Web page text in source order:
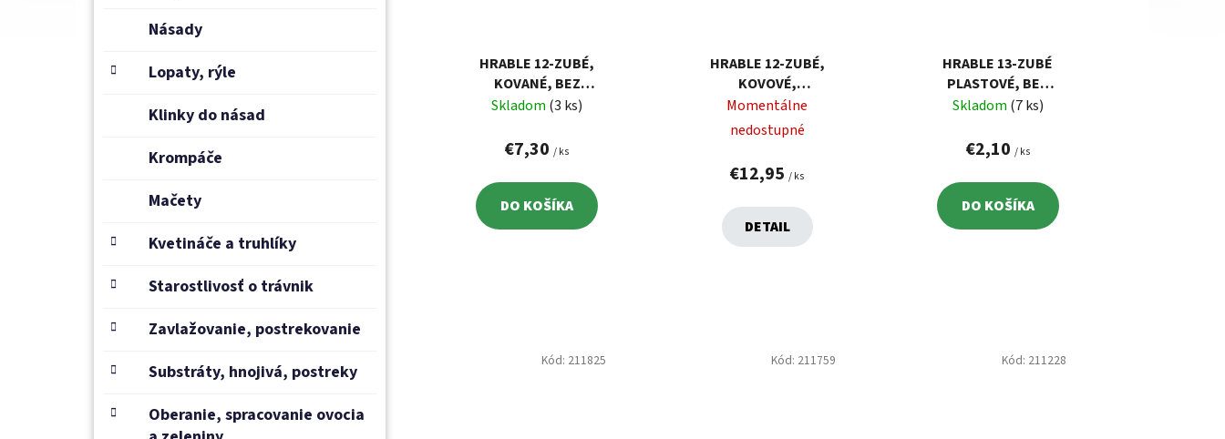
Násady
Lopaty, rýle
Klinky do násad
Krompáče
Mačety
Kvetináče a truhlíky
Starostlivosť o trávnik
Zavlažovanie, postrekovanie
Substráty, hnojivá, postreky
Oberanie, spracovanie ovocia
HRABLE 12-ZUBÉ,
KOVANÉ, BEZ
NÁSADY
Skladom (3 ks)
€7,30/ ks
DO KOŠÍKA
HRABLE 12-ZUBÉ,
KOVOVÉ,
SKLOLAMINÁTOVÁ
NÁSADA
Momentálne
nedostupné
€12,95/ ks
DETAIL
HRABLE 13-ZUBÉ
PLASTOVÉ, BEZ
NÁSADY
Skladom (7 ks)
€2,10 / ks
DO KOŠÍKA
Kód: 211825 Kód: 211759 Kód: 211228